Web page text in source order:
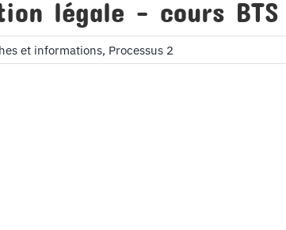
légale – cours BTS
et informations, Processus 2